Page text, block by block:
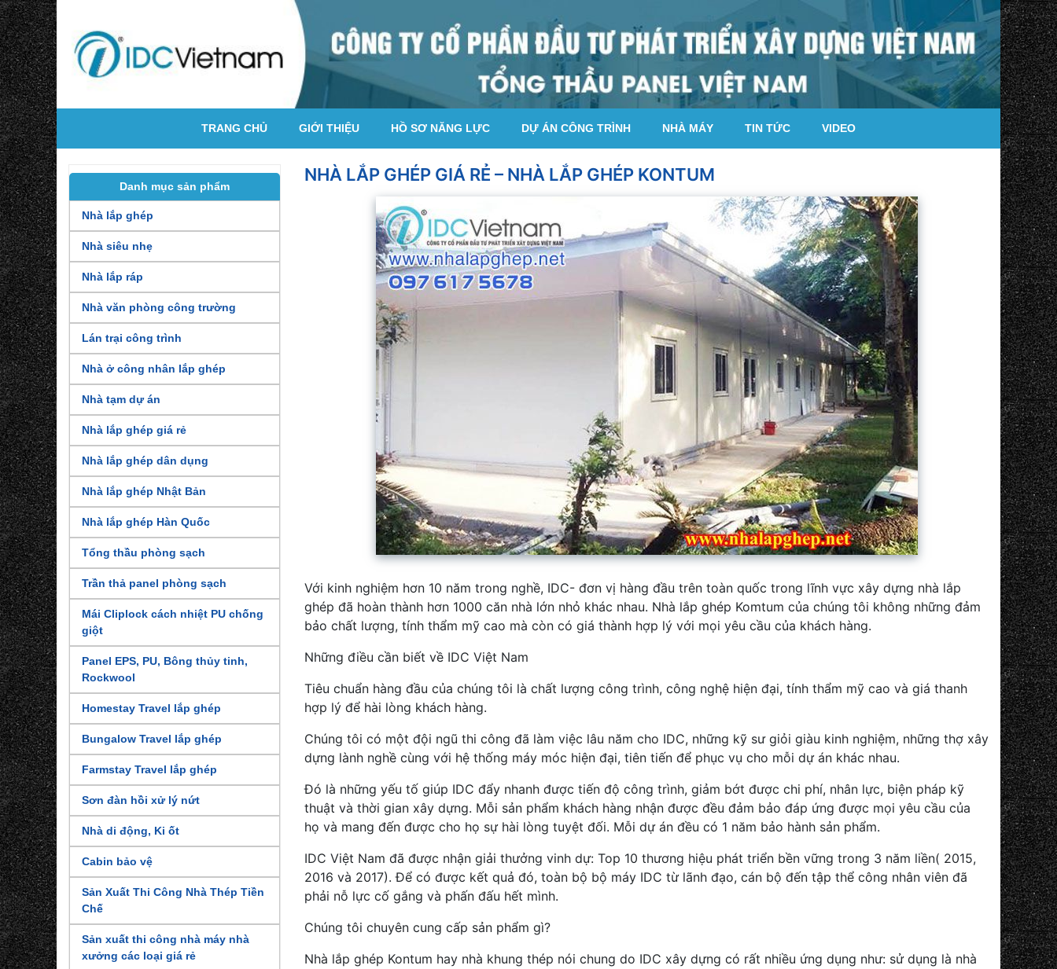
TRANG CHỦ GIỚI THIỆU HỒ SƠ NĂNG LỰC DỰ ÁN CÔNG TRÌNH NHÀ MÁY TIN TỨC VIDEO
Danh mục sản phẩm
Nhà lắp ghép
Nhà siêu nhẹ
Nhà lắp ráp
Nhà văn phòng công trường
Lán trại công trình
Nhà ở công nhân lắp ghép
Nhà tạm dự án
Nhà lắp ghép giá rẻ
Nhà lắp ghép dân dụng
Nhà lắp ghép Nhật Bản
Nhà lắp ghép Hàn Quốc
Tổng thầu phòng sạch
Trần thả panel phòng sạch
Mái Cliplock cách nhiệt PU chống
giột
Panel EPS, PU, Bông thủy tinh,
Rockwool
Homestay Travel lắp ghép
Bungalow Travel lắp ghép
Farmstay Travel lắp ghép
Sơn đàn hồi xử lý nứt
Nhà di động, Ki ốt
Cabin bảo vệ
Sản Xuất Thi Công Nhà Thép Tiền
Chế
Sản xuất thi công nhà máy nhà
xưởng các loại giá rẻ
NHÀ LẮP GHÉP GIÁ RẺ – NHÀ LẮP GHÉP KONTUM
Với kinh nghiệm hơn 10 năm trong nghề, IDC- đơn vị hàng đầu trên toàn quốc trong lĩnh vực xây dựng nhà lắp
ghép đã hoàn thành hơn 1000 căn nhà lớn nhỏ khác nhau. Nhà lắp ghép Komtum của chúng tôi không những đảm
bảo chất lượng, tính thẩm mỹ cao mà còn có giá thành hợp lý với mọi yêu cầu của khách hàng.
Những điều cần biết về IDC Việt Nam
Tiêu chuẩn hàng đầu của chúng tôi là chất lượng công trình, công nghệ hiện đại, tính thẩm mỹ cao và giá thanh
hợp lý để hài lòng khách hàng.
Chúng tôi có một đội ngũ thi công đã làm việc lâu năm cho IDC, những kỹ sư giỏi giàu kinh nghiệm, những thợ xây
dựng lành nghề cùng với hệ thống máy móc hiện đại, tiên tiến để phục vụ cho mỗi dự án khác nhau.
Đó là những yếu tố giúp IDC đẩy nhanh được tiến độ công trình, giảm bớt được chi phí, nhân lực, biện pháp kỹ
thuật và thời gian xây dựng. Mỗi sản phẩm khách hàng nhận được đều đảm bảo đáp ứng được mọi yêu cầu của
họ và mang đến được cho họ sự hài lòng tuyệt đối. Mỗi dự án đều có 1 năm bảo hành sản phẩm.
IDC Việt Nam đã được nhận giải thưởng vinh dự: Top 10 thương hiệu phát triển bền vững trong 3 năm liền( 2015,
2016 và 2017). Để có được kết quả đó, toàn bộ bộ máy IDC từ lãnh đạo, cán bộ đến tập thể công nhân viên đã
phải nỗ lực cố gắng và phấn đấu hết mình.
Chúng tôi chuyên cung cấp sản phẩm gì?
Nhà lắp ghép Kontum hay nhà khung thép nói chung do IDC xây dựng có rất nhiều ứng dụng như: sử dụng là nhà